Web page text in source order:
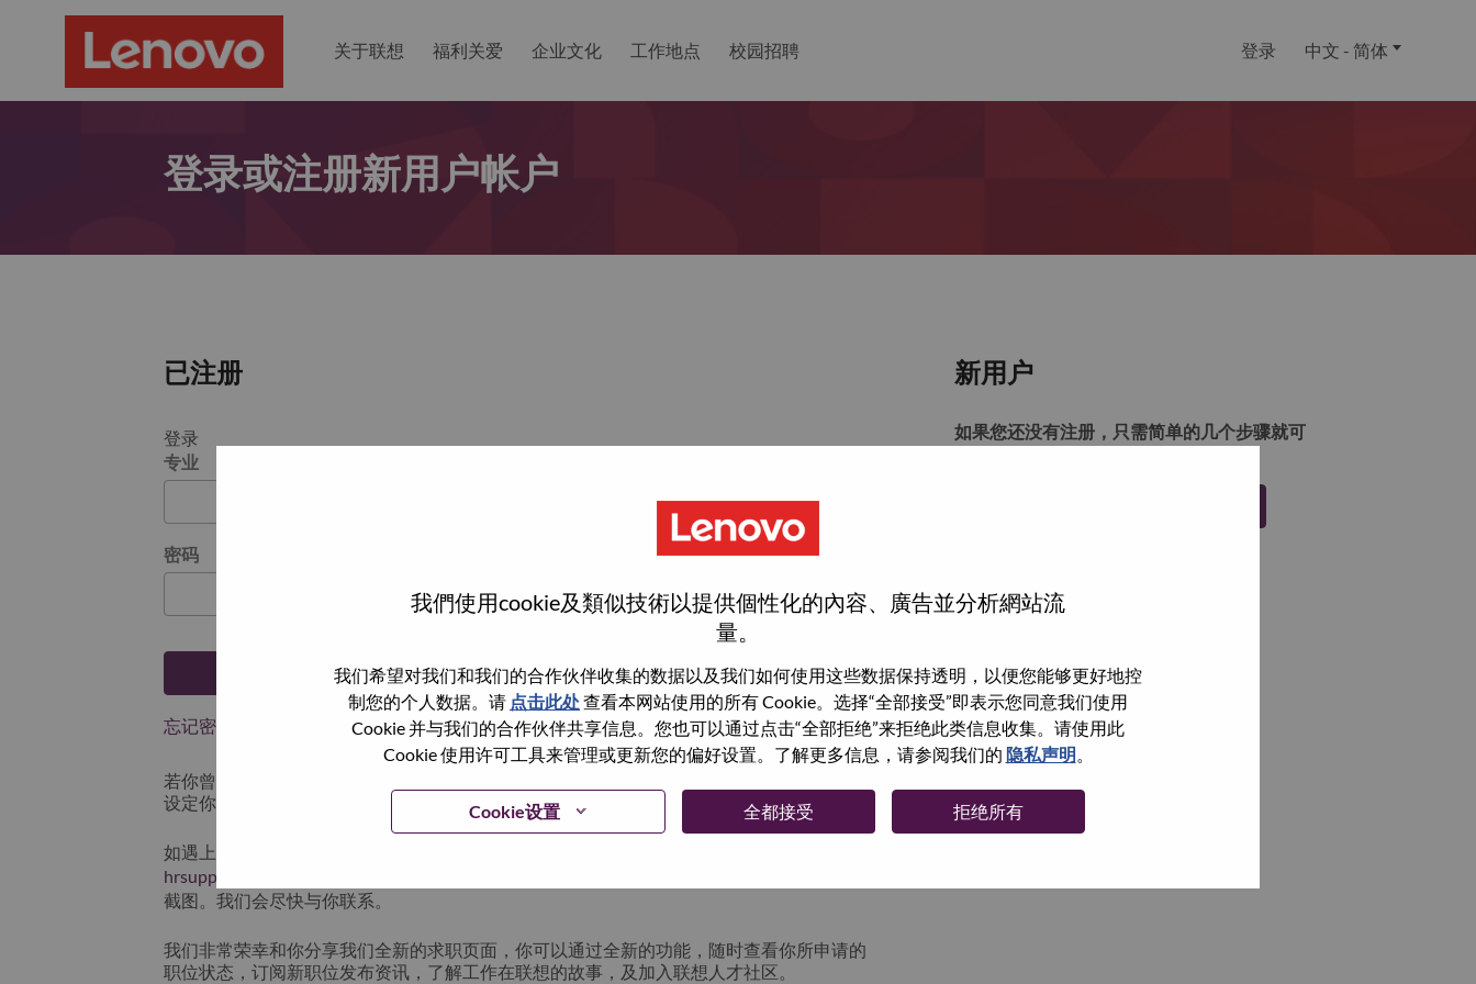
我們使用cookie及類似技術以提供個性化的內容、廣告並分析網站流
量。
我们希望对我们和我们的合作伙伴收集的数据以及我们如何使用这些数据保持透明，以便您能够更好地控
制您的个人数据。请 点击此处查看本网站使用的所有 Cookie。选择“全部接受”即表示您同意我们使用
Cookie 并与我们的合作伙伴共享信息。您也可以通过点击“全部拒绝”来拒绝此类信息收集。请使用此
Cookie 使用许可工具来管理或更新您的偏好设置。了解更多信息，请参阅我们的 隐私声明。
Cookie设置 全都接受 拒绝所有
关于联想 福利关爱 企业文化 工作地点 校园招聘 登录 中文 - 简体
登录或注册新用户帐户
已注册
登录
专业
密码
登陆
忘记密码了？
若你曾近期申请过我们的职位，你的电子邮箱将留存于系统中；你可以选择“忘记密码”重新
设定你的登入资料。
如遇上登录问题或无法注册为新用户时，请联系我们的人力资源团队
hrsupport@lenovo.com
截图。我们会尽快与你联系。
我们非常荣幸和你分享我们全新的求职页面，你可以通过全新的功能，随时查看你所申请的
职位状态，订阅新职位发布资讯，了解工作在联想的故事，及加入联想人才社区。
新用户
如果您还没有注册，只需简单的几个步骤就可